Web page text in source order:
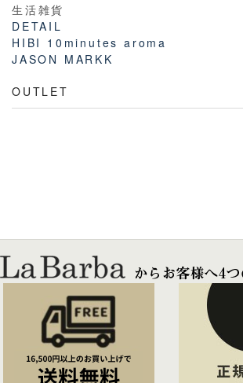
生活雑貨
DETAIL
HIBI 10minutes aroma
JASON MARKK
OUTLET